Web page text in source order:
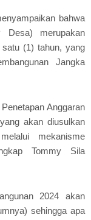
bahwa
Desa) merupakan
(1) tahun, yang
Jangka
Anggaran
akan diusulkan
mekanisme
Tommy Sila
2024 akan
sehingga apa